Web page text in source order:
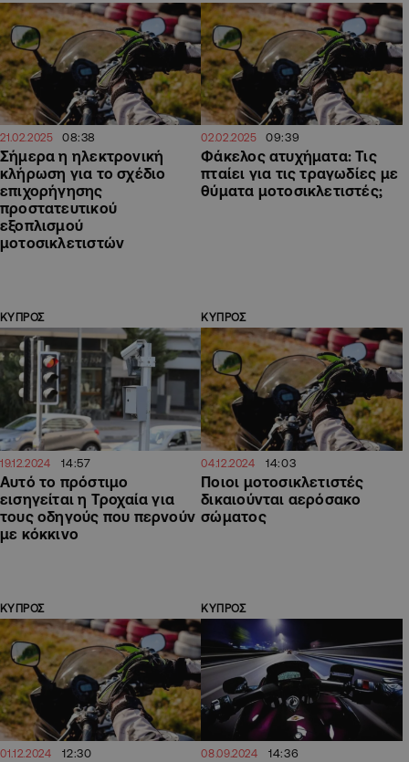
21.02.2025 08:38
Σήμερα η ηλεκτρονική
κλήρωση για το σχέδιο
επιχορήγησης
προστατευτικού
εξοπλισμού
μοτοσικλετιστών
02.02.2025 09:39
Φάκελος ατυχήματα: Τις
πταίει για τις τραγωδίες με
θύματα μοτοσικλετιστές;
ΚΥΠΡΟΣ
19.12.2024 14:57
Αυτό το πρόστιμο
εισηγείται η Τροχαία για
τους οδηγούς που περνούν
με κόκκινο
ΚΥΠΡΟΣ
04.12.2024 14:03
Ποιοι μοτοσικλετιστές
δικαιούνται αερόσακο
σώματος
ΚΥΠΡΟΣ
01.12.2024 12:30
ΚΥΠΡΟΣ
08.09.2024 14:36